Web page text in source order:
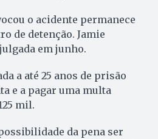
o acidente permanece
de detenção. Jamie
em junho.
a até 25 anos de prisão
e a pagar uma multa
mil.
da pena ser